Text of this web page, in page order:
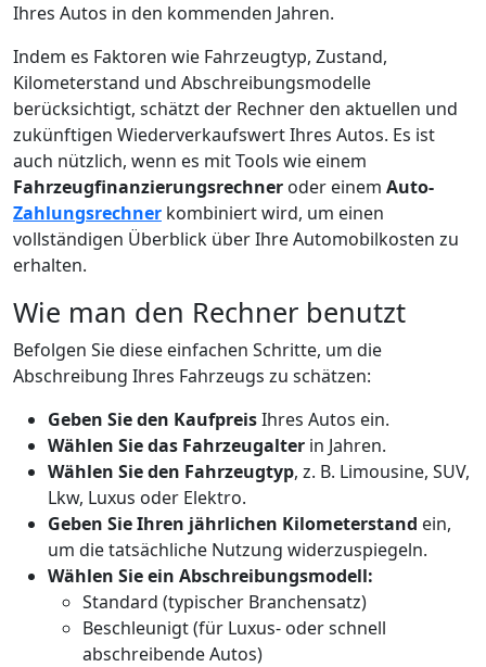
Ihres Autos in den kommenden Jahren.
Indem es Faktoren wie Fahrzeugtyp, Zustand,
Kilometerstand und Abschreibungsmodelle
berücksichtigt, schätzt der Rechner den aktuellen und
zukünftigen Wiederverkaufswert Ihres Autos. Es ist
auch nützlich, wenn es mit Tools wie einem
Fahrzeugfinanzierungsrechner oder einem Auto-
Zahlungsrechner kombiniert wird, um einen
vollständigen Überblick über Ihre Automobilkosten zu
erhalten.
Wie man den Rechner benutzt
Befolgen Sie diese einfachen Schritte, um die
Abschreibung Ihres Fahrzeugs zu schätzen:
Geben Sie den KaufpreisIhres Autos ein.
Wählen Sie das Fahrzeugalter in Jahren.
Wählen Sie den Fahrzeugtyp, z. B. Limousine, SUV,
Lkw, Luxus oder Elektro.
Geben Sie Ihren jährlichen Kilometerstand ein,
um die tatsächliche Nutzung widerzuspiegeln.
Wählen Sie ein Abschreibungsmodell:
Standard (typischer Branchensatz)
Beschleunigt (für Luxus- oder schnell
abschreibende Autos)